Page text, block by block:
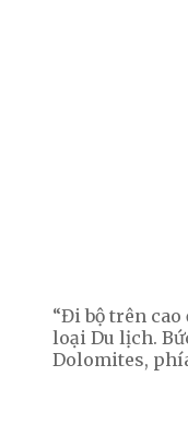
“Đi bộ trên
loại Du lịch.
Dolomites,